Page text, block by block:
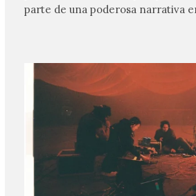
parte de una poderosa narrativa